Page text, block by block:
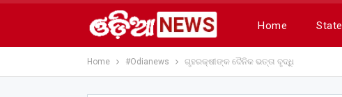
Home State
Home #Odianews ଗୃହରକ୍ଷୀଙ୍କ ଦୈନିକ ଭତ୍ତା ବୃଦ୍ଧି